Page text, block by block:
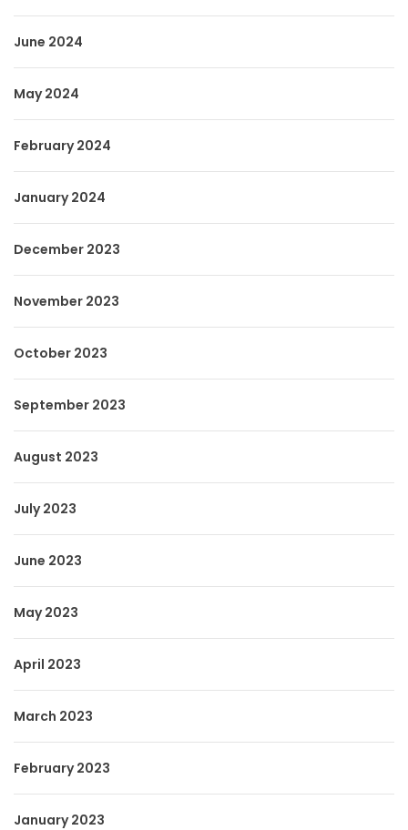
June 2024
May 2024
February 2024
January 2024
December 2023
November 2023
October 2023
September 2023
August 2023
July 2023
June 2023
May 2023
April 2023
March 2023
February 2023
January 2023